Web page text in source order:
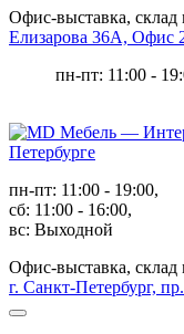
Офис-выставка, склад
Елизарова 36А, Офис
пн-пт: 11:00 -
пн-пт: 11:00 - 19:00,
сб: 11:00 - 16:00,
вс: Выходной
Офис-выставка, склад
г. Санкт-Петербург,